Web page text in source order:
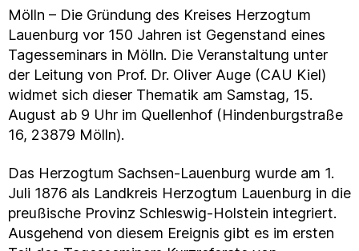
Mölln – Die Gründung des Kreises Herzogtum
Lauenburg vor 150 Jahren ist Gegenstand eines
Tagesseminars in Mölln. Die Veranstaltung unter
der Leitung von Prof. Dr. Oliver Auge (CAU Kiel)
widmet sich dieser Thematik am Samstag, 15.
August ab 9 Uhr im Quellenhof (Hindenburgstraße
16, 23879 Mölln).
Das Herzogtum Sachsen-Lauenburg wurde am 1.
Juli 1876 als Landkreis Herzogtum Lauenburg in die
preußische Provinz Schleswig-Holstein integriert.
Ausgehend von diesem Ereignis gibt es im ersten